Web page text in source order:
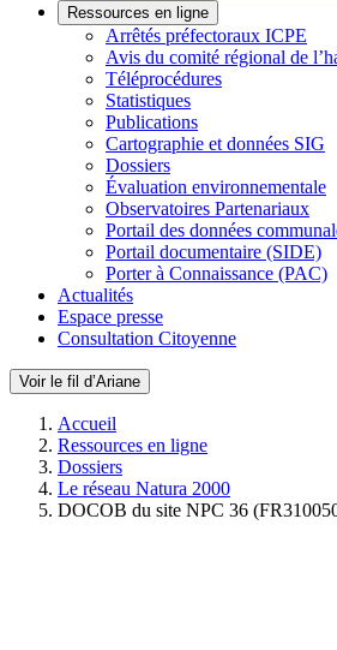
Ressources en ligne
Arrêtés préfectoraux ICPE
Avis du comité régional de
Téléprocédures
Statistiques
Publications
Cartographie et données SIG
Dossiers
Évaluation environnementale
Observatoires Partenariaux
Portail des données
Portail documentaire (SIDE)
Porter à Connaissance (PAC)
Actualités
Espace presse
Consultation Citoyenne
Voir le fil d’Ariane
Accueil
Ressources en ligne
Dossiers
Le réseau Natura 2000
DOCOB du site NPC 36